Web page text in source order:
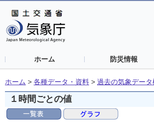
ホーム 防災情報
ホーム > 各種データ・資料 > 過去の気象データ
１時間ごとの値